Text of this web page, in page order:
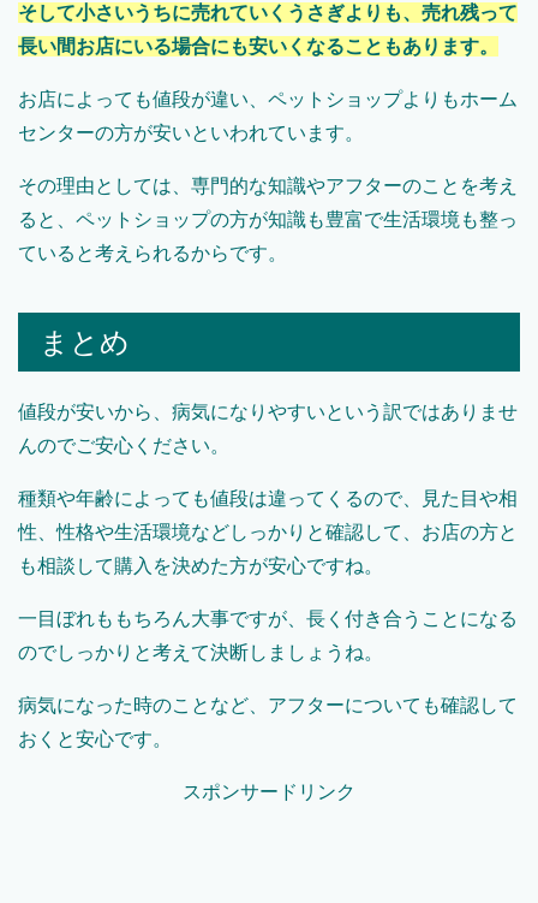
そして小さいうちに売れていくうさぎよりも、売れ残って
長い間お店にいる場合にも安いくなることもあります。
お店によっても値段が違い、ペットショップよりもホーム
センターの方が安いといわれています。
その理由としては、専門的な知識やアフターのことを考え
ると、ペットショップの方が知識も豊富で生活環境も整っ
ていると考えられるからです。
まとめ
値段が安いから、病気になりやすいという訳ではありませ
んのでご安心ください。
種類や年齢によっても値段は違ってくるので、見た目や相
性、性格や生活環境などしっかりと確認して、お店の方と
も相談して購入を決めた方が安心ですね。
一目ぼれももちろん大事ですが、長く付き合うことになる
のでしっかりと考えて決断しましょうね。
病気になった時のことなど、アフターについても確認して
おくと安心です。
スポンサードリンク